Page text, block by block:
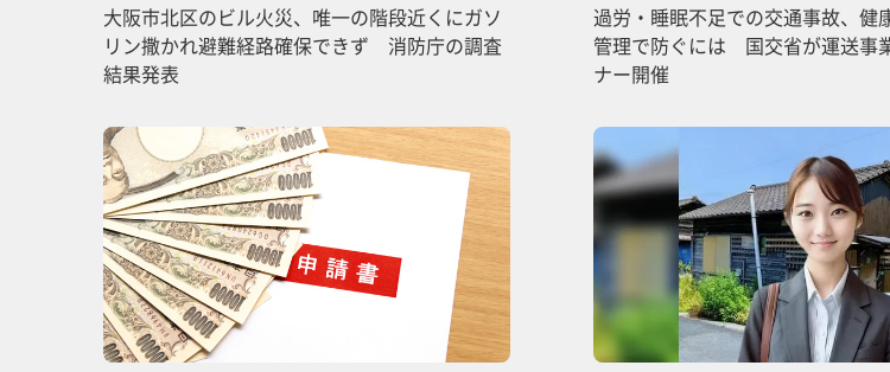
大阪市北区のビル火災、唯一の階段近くにガソ
リン撒かれ避難経路確保できず 消防庁の調査
結果発表
過労・睡眠不足での交通事故、健
管理で防ぐには 国交省が運送事
ナー開催